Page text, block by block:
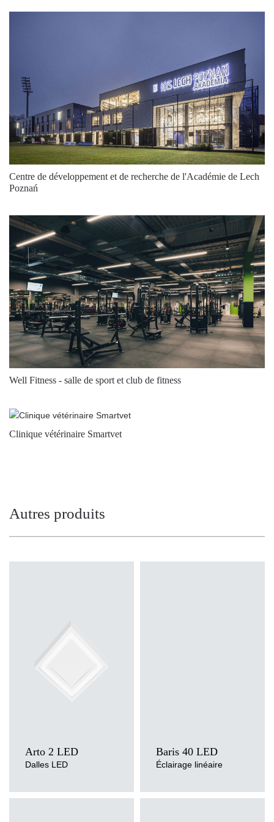
Centre de développement et de recherche de l'Académie de Lech
Poznań
Well Fitness - salle de sport et club de fitness
Clinique vétérinaire Smartvet
Autres produits
Arto 2 LED
Dalles LED
Source de lumière
Baris 40 LED
Éclairage linéaire